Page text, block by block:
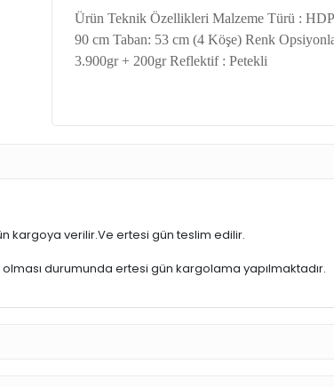
Ürün Teknik Özellikleri Malzeme Türü :
90 cm Taban: 53 cm (4 Köşe) Renk
3.900gr + 200gr Reflektif : Petekli
kargoya verilir.Ve ertesi gün teslim edilir.
durumunda ertesi gün kargolama yapılmaktadır.